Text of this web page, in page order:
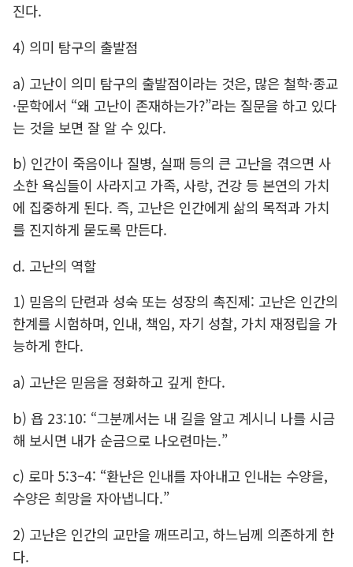
진다.
4) 의미 탐구의 출발점
a) 고난이 의미 탐구의 출발점이라는 것은, 많은 철학·종교
·문학에서 “왜 고난이 존재하는가?”라는 질문을 하고 있다
는 것을 보면 잘 알 수 있다.
b) 인간이 죽음이나 질병, 실패 등의 큰 고난을 겪으면 사
소한 욕심들이 사라지고 가족, 사랑, 건강 등 본연의 가치
에 집중하게 된다. 즉, 고난은 인간에게 삶의 목적과 가치
를 진지하게 묻도록 만든다.
d. 고난의 역할
1) 믿음의 단련과 성숙 또는 성장의 촉진제: 고난은 인간의
한계를 시험하며, 인내, 책임, 자기 성찰, 가치 재정립을 가
능하게 한다.
a) 고난은 믿음을 정화하고 깊게 한다.
b) 욥 23:10: “그분께서는 내 길을 알고 계시니 나를 시금
해 보시면 내가 순금으로 나오련마는.”
c) 로마 5:3–4: “환난은 인내를 자아내고 인내는 수양을,
수양은 희망을 자아냅니다.”
2) 고난은 인간의 교만을 깨뜨리고, 하느님께 의존하게 한
다.